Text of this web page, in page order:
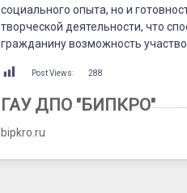
социального опыта, но и
творческой деятельности, что
гражданину возможность
Post Views: 288
ГАУ ДПО "БИПКРО"
bipkro.ru